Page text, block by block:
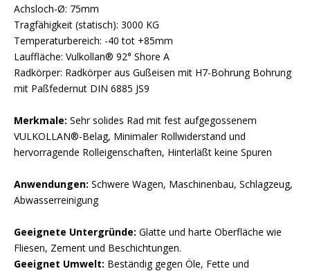
Achsloch-Ø: 75mm
Tragfähigkeit (statisch): 3000 KG
Temperaturbereich: -40 tot +85mm
Lauffläche: Vulkollan® 92° Shore A
Radkörper: Radkörper aus Gußeisen mit H7-Bohrung Bohrung
mit Paßfedernut DIN 6885 JS9
Merkmale: Sehr solides Rad mit fest aufgegossenem
VULKOLLAN®-Belag, Minimaler Rollwiderstand und
hervorragende Rolleigenschaften, Hinterläßt keine Spuren
Anwendungen: Schwere Wagen, Maschinenbau, Schlagzeug,
Abwasserreinigung
Geeignete Untergründe: Glatte und harte Oberfläche wie
Fliesen, Zement und Beschichtungen.
Geeignet Umwelt: Beständig gegen Öle, Fette und